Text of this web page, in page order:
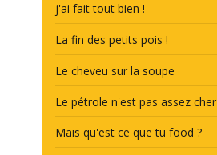
j'ai fait tout bien !
La fin des petits pois !
Le cheveu sur la soupe
Le pétrole n'est pas assez cher
Mais qu'est ce que tu food ?